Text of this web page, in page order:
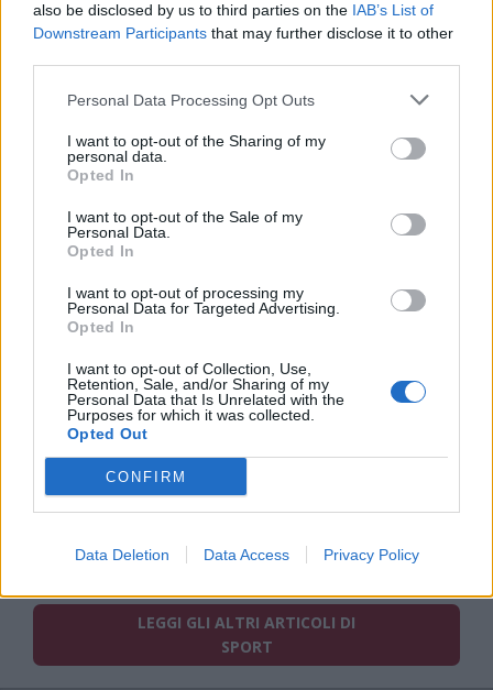
also be disclosed by us to third parties on the IAB’s List of
Downstream Participants that may further disclose it to other
Personal Data Processing Opt Outs
I want to opt-out of the Sharing of my
personal data.
Opted In
I want to opt-out of the Sale of my
Personal Data.
Opted In
I want to opt-out of processing my
Personal Data for Targeted Advertising.
Opted In
I want to opt-out of Collection, Use,
Retention, Sale, and/or Sharing of my
Personal Data that Is Unrelated with the
Purposes for which it was collected.
Opted Out
CONFIRM
Data Deletion Data Access Privacy Policy
offrirà a tanti giovani la possibilità di ritrovarsi
Tutti gli eventi
diagostoa Materia
Via Confalonieri, 5 - Castronno
notiziario uisp
uisp
LEGGI GLI ALTRI ARTICOLI DI
SPORT